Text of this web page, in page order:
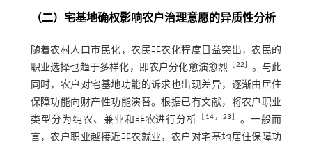
（二）宅基地确权影响农户治理意愿的异质性分析
随着农村人口市民化，农民非农化程度日益突出，农民的
职业选择也趋于多样化，即农户分化愈演愈烈
22
。与此
同时，农户对宅基地功能的诉求也出现差异，逐渐由居住
保障功能向财产性功能演替。根据已有文献，将农户职业
类型分为纯农、兼业和非农进行分析
14，23
。一般而
言，农户职业越接近非农就业，农户对宅基地居住保障功